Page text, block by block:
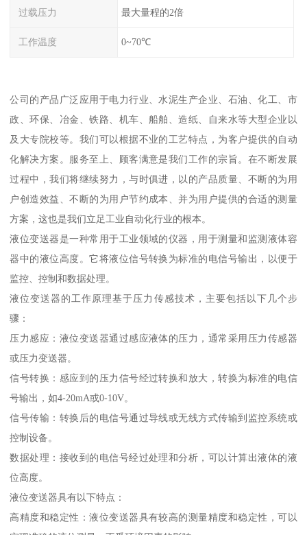
过载压力 最大量程的2倍
工作温度 0~70℃
公司的产品广泛应用于电力行业、水泥生产企业、石油、化工、市
政、环保、冶金、铁路、机车、船舶、造纸、自来水等大型企业以
及大专院校等。我们可以根据不业的工艺特点，为客户提供的自动
化解决方案。服务至上、顾客满意是我们工作的宗旨。在不断发展
过程中，我们将继续努力，与时俱进，以的产品质量、不断的为用
户创造效益、不断的为用户节约成本、并为用户提供的合适的测量
方案，这也是我们立足工业自动化行业的根本。
液位变送器是一种常用于工业领域的仪器，用于测量和监测液体容
器中的液位高度。它将液位信号转换为标准的电信号输出，以便于
监控、控制和数据处理。
液位变送器的工作原理基于压力传感技术，主要包括以下几个步
骤：
压力感应：液位变送器通过感应液体的压力，通常采用压力传感器
或压力变送器。
信号转换：感应到的压力信号经过转换和放大，转换为标准的电信
号输出，如4-20mA或0-10V。
信号传输：转换后的电信号通过导线或无线方式传输到监控系统或
控制设备。
数据处理：接收到的电信号经过处理和分析，可以计算出液体的液
位高度。
液位变送器具有以下特点：
高精度和稳定性：液位变送器具有较高的测量精度和稳定性，可以